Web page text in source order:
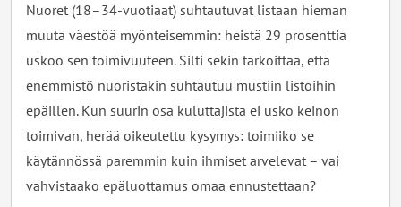
Nuoret (18–34-vuotiaat) suhtautuvat listaan hieman
muuta väestöä myönteisemmin: heistä 29 prosenttia
uskoo sen toimivuuteen. Silti sekin tarkoittaa, että
enemmistö nuoristakin suhtautuu mustiin listoihin
epäillen. Kun suurin osa kuluttajista ei usko keinon
toimivan, herää oikeutettu kysymys: toimiiko se
käytännössä paremmin kuin ihmiset arvelevat – vai
vahvistaako epäluottamus omaa ennustettaan?